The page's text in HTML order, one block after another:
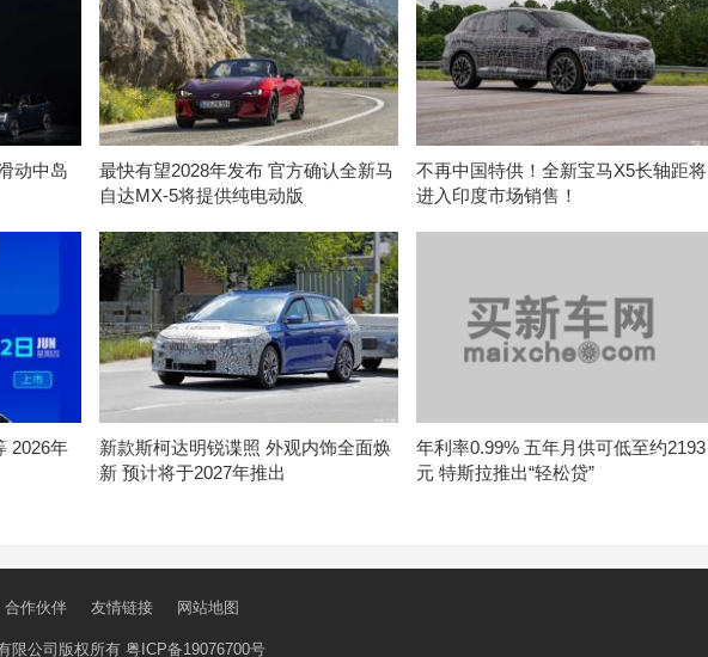
动中岛
最快有望2028年发布 官方确认全新马
自达MX-5将提供纯电动版
不再中国特供！全新宝马X5长轴距将
进入印度市场销售！
2026年
新款斯柯达明锐谍照 外观内饰全面焕
新 预计将于2027年推出
年利率0.99% 五年月供可低至约2193
元 特斯拉推出“轻松贷”
合作伙伴 友情链接 网站地图
限公司版权所有 粤ICP备19076700号